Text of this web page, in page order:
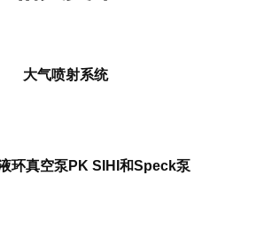
大气喷射系统
环真空泵PK SIHI和Speck泵